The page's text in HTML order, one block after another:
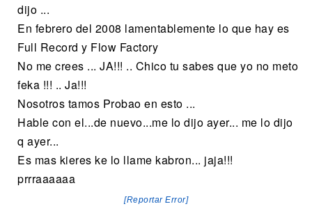
dijo ...
En febrero del 2008 lamentablemente lo que hay es
Full Record y Flow Factory
No me crees ... JA!!! .. Chico tu sabes que yo no meto
feka !!! .. Ja!!!
Nosotros tamos Probao en esto ...
Hable con el...de nuevo...me lo dijo ayer... me lo dijo
q ayer...
Es mas kieres ke lo llame kabron... jaja!!!
prrraaaaaa
[Reportar Error]